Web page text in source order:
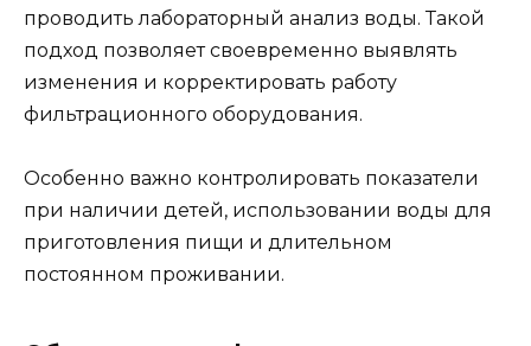
проводить лабораторный анализ воды. Такой
подход позволяет своевременно выявлять
изменения и корректировать работу
фильтрационного оборудования.
Особенно важно контролировать показатели
при наличии детей, использовании воды для
приготовления пищи и длительном
постоянном проживании.